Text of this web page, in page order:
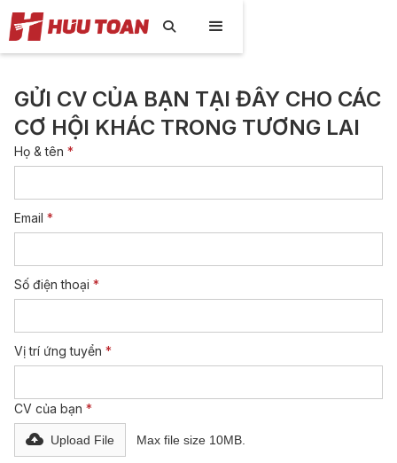

GỬI CV CỦA BẠN TẠI ĐÂY CHO CÁC
CƠ HỘI KHÁC TRONG TƯƠNG LAI
Họ & tên *
Email *
Số điện thoại *
Vị trí ứng tuyển *
CV của bạn *
Upload File Max file size 10MB.